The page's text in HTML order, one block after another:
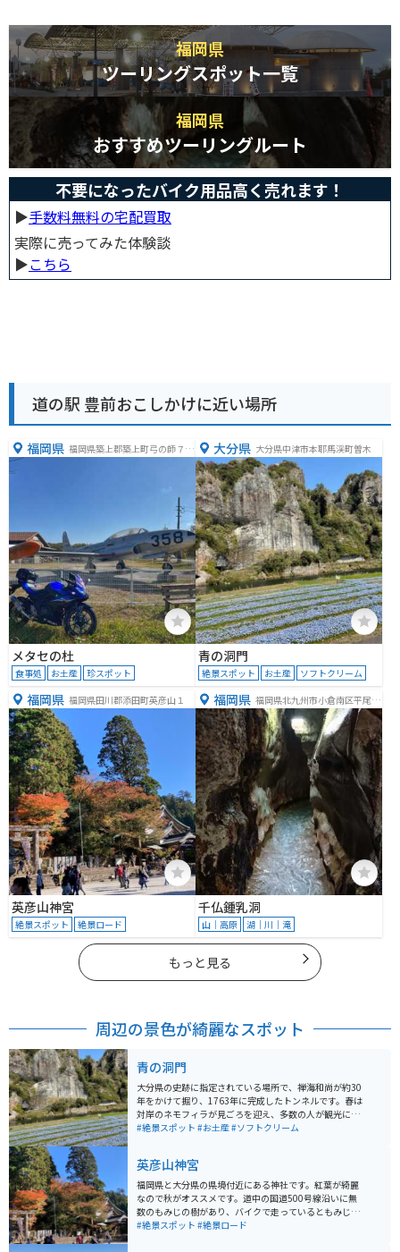
福岡県
ツーリングスポット一覧
福岡県
おすすめツーリングルート
不要になったバイク用品高く売れます！
▶︎手数料無料の宅配買取
実際に売ってみた体験談
▶︎こちら
道の駅 豊前おこしかけに近い場所
福岡県 福岡県築上郡築上町弓の師７６
メタセの杜
食事処 お土産 珍スポット
大分県 大分県中津市本耶馬渓町曽木
青の洞門
絶景スポット お土産 ソフトクリーム
福岡県 福岡県田川郡添田町英彦山１
英彦山神宮
絶景スポット 絶景ロード
福岡県 福岡県北九州市小倉南区平尾台
３丁目２−２−１
千仏鍾乳洞
山｜高原 湖｜川｜滝
もっと見る
周辺の景色が綺麗なスポット
青の洞門
大分県の史跡に指定されている場所で、禅海和尚が約30
年をかけて掘り、1763年に完成したトンネルです。春は
対岸のネモフィラが見ごろを迎え、多数の人が観光に訪
れます。耶馬渓は紅葉で有名な場所なので、特に秋が観
となっています。
#絶景スポット #お土産#ソフトクリーム
英彦山神宮
福岡県と大分県の県境付近にある神社です。紅葉が綺麗
なので秋がオススメです。道中の国道500号線沿いに無
数のもみじの樹があり、バイクで走っているともみじの
ゲートの中を通行しているようで車では味わえない壮大
#絶景スポット #絶景ロード